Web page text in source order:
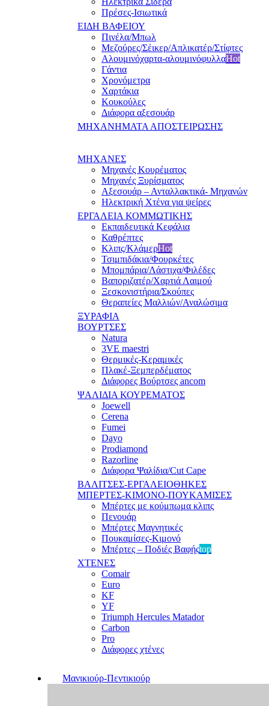
Πρέσες-Ισιωτικά
ΕΙΔΗ ΒΑΦΕΙΟΥ
Πινέλα/Μπωλ
Μεζούρες/Σέικερ/Απλικατέρ/Στίφτες
Αλουμινόχαρτα-αλουμινόφυλλαHot
Γάντια
Χρονόμετρα
Χαρτάκια
Κουκούλες
Διάφορα αξεσουάρ
ΜΗΧΑΝΗΜΑΤΑ ΑΠΟΣΤΕΙΡΩΣΗΣ
ΜΗΧΑΝΕΣ
Μηχανές Κουρέματος
Μηχανές Ξυρίσματος
Αξεσουάρ – Ανταλλακτικά- Μηχανών
Ηλεκτρική Χτένα για ψείρες
ΕΡΓΑΛΕΙΑ ΚΟΜΜΩΤΙΚΗΣ
Εκπαιδευτικά Κεφάλια
Καθρέπτες
Κλιπς/ΚλάμερHot
Τσιμπιδάκια/Φουρκέτες
Μπομπάρια/Λάστιχα/Φιλέδες
Βαποριζατέρ/Χαρτιά Λαιμού
Ξεσκονιστήρια/Σκούπες
Θεραπείες Μαλλιών/Αναλώσιμα
ΞΥΡΑΦΙΑ
ΒΟΥΡΤΣΕΣ
Natura
3VE maestri
Θερμικές-Κεραμικές
Πλακέ-Ξεμπερδέματος
Διάφορες Βούρτσες ancom
ΨΑΛΙΔΙΑ ΚΟΥΡΕΜΑΤΟΣ
Joewell
Cerena
Fumei
Dayo
Prodiamond
Razorline
Διάφορα Ψαλίδια/Cut Cape
ΒΑΛΙΤΣΕΣ-ΕΡΓΑΛΕΙΟΘΗΚΕΣ
ΜΠΕΡΤΕΣ-ΚΙΜΟΝΟ-ΠΟΥΚΑΜΙΣΕΣ
Μπέρτες με κούμπωμα κλιπς
Πενουάρ
Μπέρτες Μαγνητικές
Πουκαμίσες-Κιμονό
Μπέρτες – Ποδιές Βαφήςtop
ΧΤΕΝΕΣ
Comair
Euro
KF
YF
Triumph Hercules Matador
Carbon
Pro
Διάφορες χτένες
Μανικιούρ-Πεντικιούρ